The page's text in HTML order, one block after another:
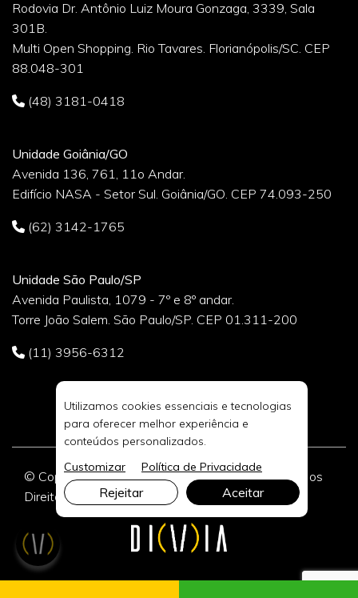
Rodovia Dr. Antônio Luiz Moura Gonzaga, 3339, Sala
301B.
Multi Open Shopping. Rio Tavares. Florianópolis/SC. CEP
88.048-301
(48) 3181-0418
Unidade Goiânia/GO
Avenida 136, 761, 11o Andar.
Edifício NASA - Setor Sul. Goiânia/GO. CEP 74.093-250
(62) 3142-1765
Unidade São Paulo/SP
Avenida Paulista, 1079 - 7º e 8º andar.
Torre João Salem. São Paulo/SP. CEP 01.311-200
(11) 3956-6312
© Copyright 2026 DIVIA Marketing Digital. Todos os
Direitos Reservados.
Utilizamos cookies essenciais e tecnologias
para oferecer melhor experiência e
conteúdos personalizados.
Customizar
Política de Privacidade
Rejeitar Aceitar